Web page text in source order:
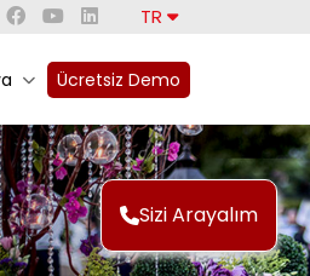
TR
Ücretsiz Demo
Sizi Arayalım